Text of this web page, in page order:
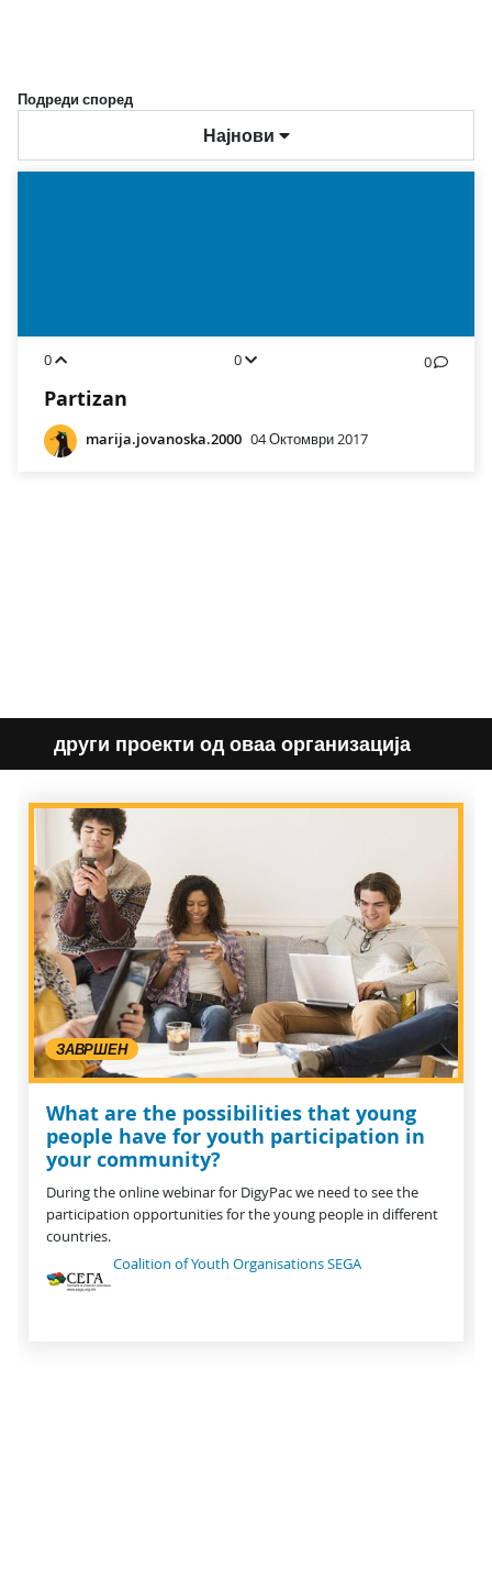
Подреди според
Најнови
0 0 0
Partizan
marija.jovanoska.2000 04 Октомври 2017
други проекти од оваа организација
ЗАВРШЕН
What are the possibilities that young
people have for youth participation in
your community?
During the online webinar for DigyPac we need to see the
participation opportunities for the young people in different
countries.
Coalition of Youth Organisations SEGA